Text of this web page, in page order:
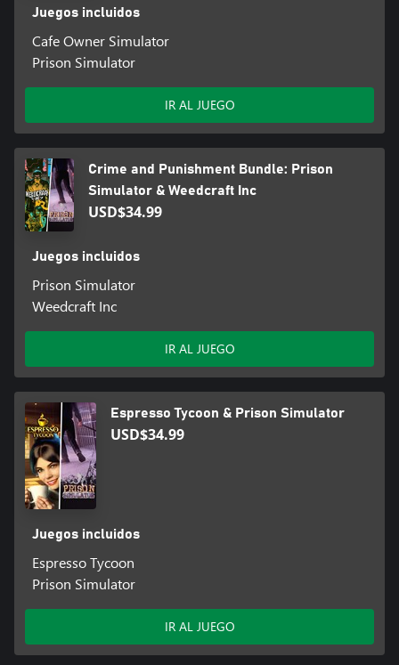
Juegos incluidos
Cafe Owner Simulator
Prison Simulator
IR AL JUEGO
Crime and Punishment Bundle: Prison
Simulator & Weedcraft Inc
USD$34.99
Juegos incluidos
Prison Simulator
Weedcraft Inc
IR AL JUEGO
Espresso Tycoon & Prison Simulator
USD$34.99
Juegos incluidos
Espresso Tycoon
Prison Simulator
IR AL JUEGO